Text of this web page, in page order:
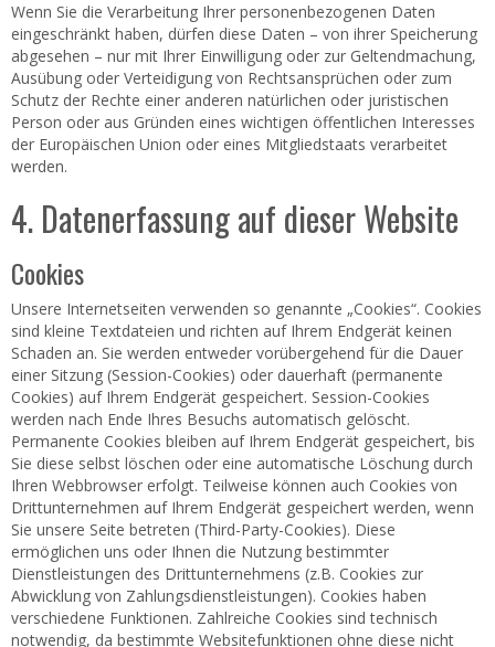
Wenn Sie die Verarbeitung Ihrer personenbezogenen Daten
eingeschränkt haben, dürfen diese Daten – von ihrer Speicherung
abgesehen – nur mit Ihrer Einwilligung oder zur Geltendmachung,
Ausübung oder Verteidigung von Rechtsansprüchen oder zum
Schutz der Rechte einer anderen natürlichen oder juristischen
Person oder aus Gründen eines wichtigen öffentlichen Interesses
der Europäischen Union oder eines Mitgliedstaats verarbeitet
werden.
4. Datenerfassung auf dieser Website
Cookies
Unsere Internetseiten verwenden so genannte „Cookies“. Cookies
sind kleine Textdateien und richten auf Ihrem Endgerät keinen
Schaden an. Sie werden entweder vorübergehend für die Dauer
einer Sitzung (Session-Cookies) oder dauerhaft (permanente
Cookies) auf Ihrem Endgerät gespeichert. Session-Cookies
werden nach Ende Ihres Besuchs automatisch gelöscht.
Permanente Cookies bleiben auf Ihrem Endgerät gespeichert, bis
Sie diese selbst löschen oder eine automatische Löschung durch
Ihren Webbrowser erfolgt. Teilweise können auch Cookies von
Drittunternehmen auf Ihrem Endgerät gespeichert werden, wenn
Sie unsere Seite betreten (Third-Party-Cookies). Diese
ermöglichen uns oder Ihnen die Nutzung bestimmter
Dienstleistungen des Drittunternehmens (z.B. Cookies zur
Abwicklung von Zahlungsdienstleistungen). Cookies haben
verschiedene Funktionen. Zahlreiche Cookies sind technisch
notwendig, da bestimmte Websitefunktionen ohne diese nicht